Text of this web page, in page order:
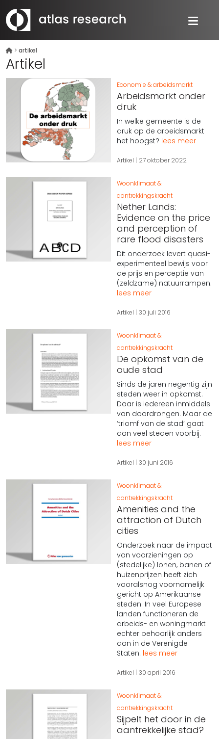
> artikel
Artikel
Economie & arbeidsmarkt
Arbeidsmarkt onder
druk
In welke gemeente is de
druk op de arbeidsmarkt
het hoogst? lees meer
Artikel 27 oktober 2022
Woonklimaat &
aantrekkingskracht
Nether Lands:
Evidence on the price
and perception of
rare flood disasters
Dit onderzoek levert quasi-
experimenteel bewijs voor
de prijs en perceptie van
(zeldzame) natuurrampen.
lees meer
Artikel 30 juli 2016
Woonklimaat &
aantrekkingskracht
De opkomst van de
oude stad
Sinds de jaren negentig zijn
steden weer in opkomst.
Daar is iedereen inmiddels
van doordrongen. Maar de
‘triomf van de stad’ gaat
aan veel steden voorbij.
lees meer
Artikel 30 juni 2016
Woonklimaat &
aantrekkingskracht
Amenities and the
attraction of Dutch
cities
Onderzoek naar de impact
van voorzieningen op
(stedelijke) lonen, banen of
huizenprijzen heeft zich
vooralsnog voornamelijk
gericht op Amerikaanse
steden. In veel Europese
landen functioneren de
arbeids- en woningmarkt
echter behoorlijk anders
dan in de Verenigde
Staten. lees meer
Artikel 30 april 2016
Woonklimaat &
aantrekkingskracht
Sijpelt het door in de
aantrekkelijke stad?